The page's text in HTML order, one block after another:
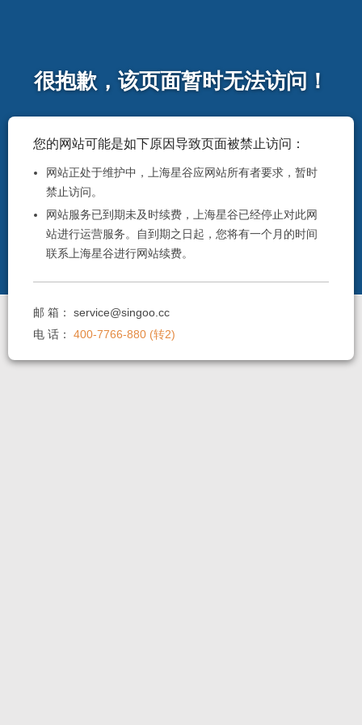
很抱歉，该页面暂时无法访问！
您的网站可能是如下原因导致页面被禁止访问：
网站正处于维护中，上海星谷应网站所有者要求，暂时
禁止访问。
网站服务已到期未及时续费，上海星谷已经停止对此网
站进行运营服务。自到期之日起，您将有一个月的时间
联系上海星谷进行网站续费。
邮 箱：service@singoo.cc
电 话：400-7766-880 (转2)